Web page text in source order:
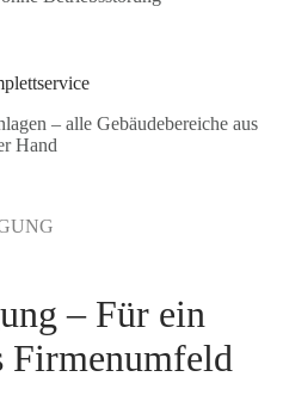
– alle Gebäudebereiche aus
Hand
– Für ein
Firmenumfeld